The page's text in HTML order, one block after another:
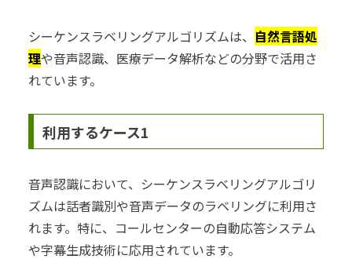
シーケンスラベリングアルゴリズムは、 自然言語処
理や音声認識、医療データ解析などの分野で活用さ
れています。
利用するケース1
音声認識において、シーケンスラベリングアルゴリ
ズムは話者識別や音声データのラベリングに利用さ
れます。特に、コールセンターの自動応答システム
や字幕生成技術に応用されています。